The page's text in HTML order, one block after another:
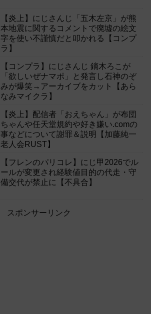
【炎上】にじさんじ「五木左京」が熊
本地震に関するコメントで廃墟の絵文
字を使い不謹慎だと叩かれる【コンプ
ラ】
【コンプラ】にじさんじ 鏑木ろこが
「欲しいぜナマポ」と発言し石神のぞ
みが爆笑→アーカイブをカット【あら
なみマイクラ】
【炎上】配信者「おえちゃん」が布団
ちゃんや任天堂規約や好き嫌い.comの
事などについて謝罪＆説明【加藤純一
老人会RUST】
【フレンのパリコレ】にじ甲2026でル
ールが変更され経験値目的の代走・守
備交代が禁止に【不具合】
スポンサーリンク